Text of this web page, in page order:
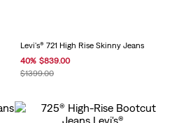
Levi's® 721 High Rise Skinny Jeans
40% $839.00
$1399.00